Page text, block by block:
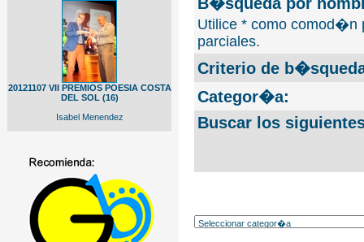
20121107 VII PREMIOS POESIA COSTA
DEL SOL (16)
Isabel Menendez
Utilice * como comod�n
parciales.
Criterio de
Categor�a:
Buscar los